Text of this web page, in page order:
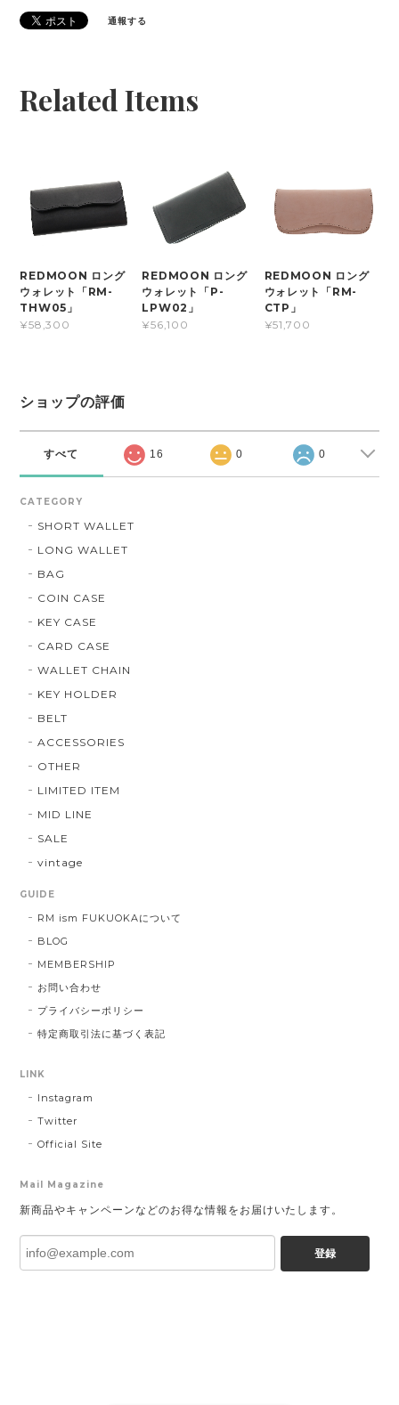
通報する
Related Items
REDMOON ロング
ウォレット「RM-
THW05」
¥58,300
REDMOON ロング
ウォレット「P-
LPW02」
¥56,100
REDMOON ロング
ウォレット「RM-
CTP」
¥51,700
ショップの評価
すべて 16 0 0
CATEGORY
SHORT WALLET
LONG WALLET
BAG
COIN CASE
KEY CASE
CARD CASE
WALLET CHAIN
KEY HOLDER
BELT
ACCESSORIES
OTHER
LIMITED ITEM
MID LINE
SALE
vintage
GUIDE
RM ism FUKUOKAについて
BLOG
MEMBERSHIP
お問い合わせ
プライバシーポリシー
特定商取引法に基づく表記
LINK
Instagram
Twitter
Official Site
Mail Magazine
新商品やキャンペーンなどのお得な情報をお届けいたします。
登録